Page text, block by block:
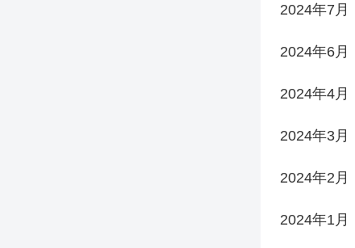
2024年7月
2024年6月
2024年4月
2024年3月
2024年2月
2024年1月